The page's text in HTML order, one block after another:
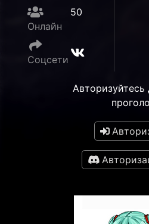
Онлайн
50
Соцсети
Авторизуйтесь